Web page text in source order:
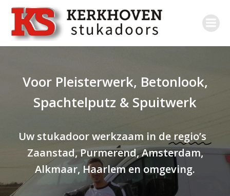
Voor Pleisterwerk, Betonlook,
Spachtelputz & Spuitwerk
Uw stukadoor werkzaam in de regio’s
Zaanstad, Purmerend, Amsterdam,
Alkmaar, Haarlem en omgeving.